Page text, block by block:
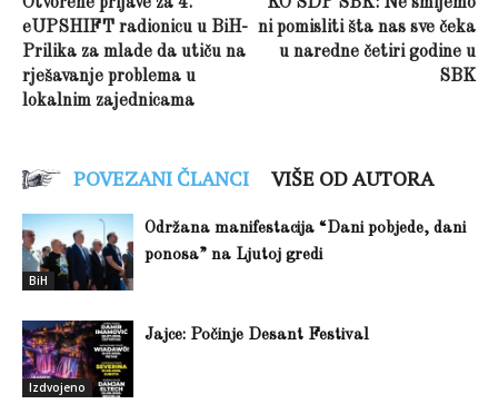
Otvorene prijave za 4.
eUPSHIFT radionicu u BiH-
Prilika za mlade da utiču na
rješavanje problema u
lokalnim zajednicama
KO SDP SBK: Ne smijemo
ni pomisliti šta nas sve čeka
u naredne četiri godine u
SBK
POVEZANI ČLANCI VIŠE OD AUTORA
BiH
Održana manifestacija “Dani pobjede, dani
ponosa” na Ljutoj gredi
Izdvojeno
Jajce: Počinje Desant Festival